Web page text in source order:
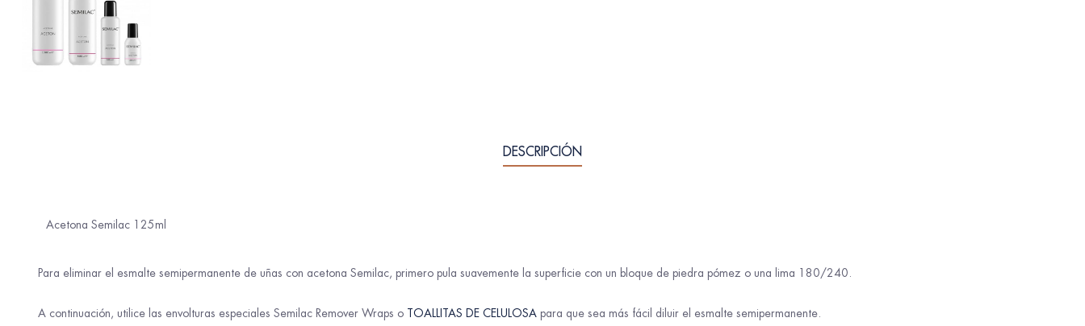
DESCRIPCIÓN
Acetona Semilac 125ml
Para eliminar el esmalte semipermanente de uñas con acetona Semilac, primero pula suavemente la superficie con un bloque de piedra pómez o una lima 180/240.
A continuación, utilice las envolturas especiales Semilac Remover Wraps o TOALLITAS DE CELULOSA para que sea más fácil diluir el esmalte semipermanente.